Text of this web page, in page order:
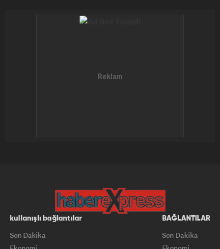
kullanışlı bağlantılar
Son Dakika
BAĞLANTILAR
Son Dakika